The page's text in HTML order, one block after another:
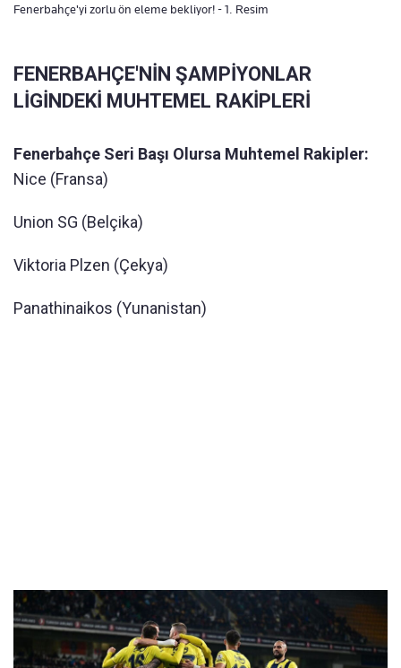
Fenerbahçe'yi zorlu ön eleme bekliyor! - 1. Resim
FENERBAHÇE'NİN ŞAMPİYONLAR
LİGİNDEKİ MUHTEMEL RAKİPLERİ
Fenerbahçe Seri Başı Olursa Muhtemel Rakipler:
Nice (Fransa)
Union SG (Belçika)
Viktoria Plzen (Çekya)
Panathinaikos (Yunanistan)